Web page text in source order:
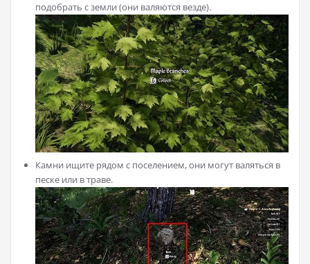
подобрать с земли (они валяются везде).
Камни ищите рядом с поселением, они могут валяться в
песке или в траве.